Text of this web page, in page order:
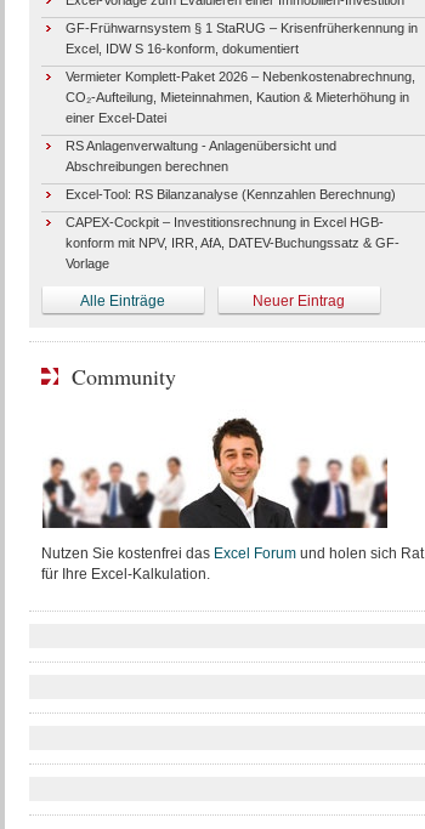
GF-Frühwarnsystem § 1 StaRUG – Krisenfrüherkennung in
Excel, IDW S 16-konform, dokumentiert
Vermieter Komplett-Paket 2026 – Nebenkostenabrechnung,
CO₂-Aufteilung, Mieteinnahmen, Kaution & Mieterhöhung in
einer Excel-Datei
RS Anlagenverwaltung - Anlagenübersicht und
Abschreibungen berechnen
Excel-Tool: RS Bilanzanalyse (Kennzahlen Berechnung)
CAPEX-Cockpit – Investitionsrechnung in Excel HGB-
konform mit NPV, IRR, AfA, DATEV-Buchungssatz & GF-
Vorlage
Alle Einträge Neuer Eintrag
Community
Nutzen Sie kostenfrei das Excel Forumund holen sich Rat
für Ihre Excel-Kalkulation.